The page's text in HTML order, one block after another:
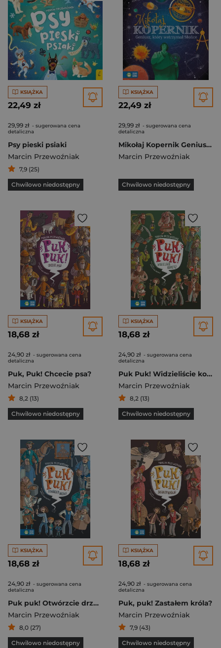
KSIĄŻKA
22,49 zł
29,99 zł - sugerowana cena
detaliczna
Psy pieski psiaki
Marcin Przewoźniak
7,9 (25)
Chwilowo niedostępny
KSIĄŻKA
22,49 zł
29,99 zł - sugerowana cena
detaliczna
Mikołaj Kopernik Geniusz który wstrzymał Słońce
Marcin Przewoźniak
Chwilowo niedostępny
KSIĄŻKA
18,68 zł
24,90 zł - sugerowana cena
detaliczna
Puk, Puk! Chcecie psa?
Marcin Przewoźniak
8,2 (13)
Chwilowo niedostępny
KSIĄŻKA
18,68 zł
24,90 zł - sugerowana cena
detaliczna
Puk Puk! Widzieliście kometę?
Marcin Przewoźniak
8,2 (13)
Chwilowo niedostępny
KSIĄŻKA
18,68 zł
24,90 zł - sugerowana cena
detaliczna
Puk puk! Otwórzcie drzwi!
Marcin Przewoźniak
8,0 (27)
Chwilowo niedostępny
KSIĄŻKA
18,68 zł
24,90 zł - sugerowana cena
detaliczna
Puk, puk! Zastałem króla?
Marcin Przewoźniak
7,9 (43)
Chwilowo niedostępny